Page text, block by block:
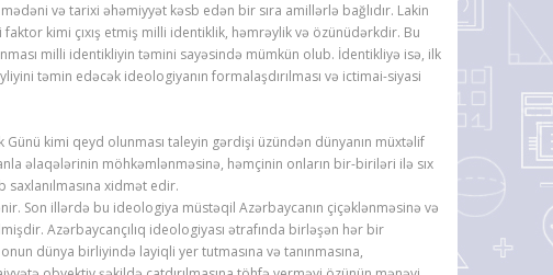
və tarixi əhəmiyyət kəsb edən bir sıra amillərlə bağlıdır. Lakin
kimi çıxış etmiş milli identiklik, həmrəylik və özünüdərkdir. Bu
milli identikliyin təmini sayəsində mümkün olub. İdentikliyə isə, ilk
təmin edəcək ideologiyanın formalaşdırılması və ictimai-siyasi
kimi qeyd olunması taleyin gərdişi üzündən dünyanın müxtəlif
əlaqələrinin möhkəmlənməsinə, həmçinin onların bir-biriləri ilə sıx
saxlanılmasına xidmət edir.
Son illərdə bu ideologiya müstəqil Azərbaycanın çiçəklənməsinə və
Azərbaycançılıq ideologiyası ətrafında birləşən hər bir
dünya birliyində layiqli yer tutmasına və tanınmasına,